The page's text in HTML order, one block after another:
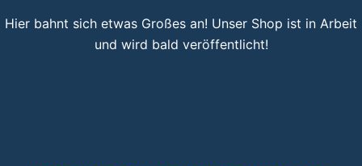
Hier bahnt sich etwas Großes an! Unser Shop ist in Arbeit
und wird bald veröffentlicht!